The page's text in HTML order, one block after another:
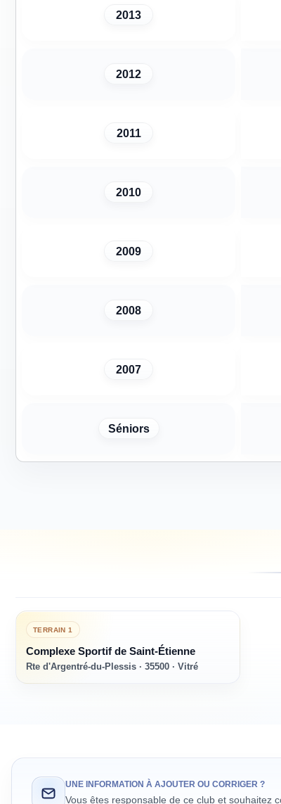
TERRAIN1
Complexe Sportif de Saint-Étienne
Rte d'Argentré-du-Plessis · 35500 · Vitré
2013
2012
2011
2010
2009
2008
2007
Séniors
UNE INFORMATION À AJOUTER OU CORRIGER ?
Vous êtes responsable de ce club et souhaitez